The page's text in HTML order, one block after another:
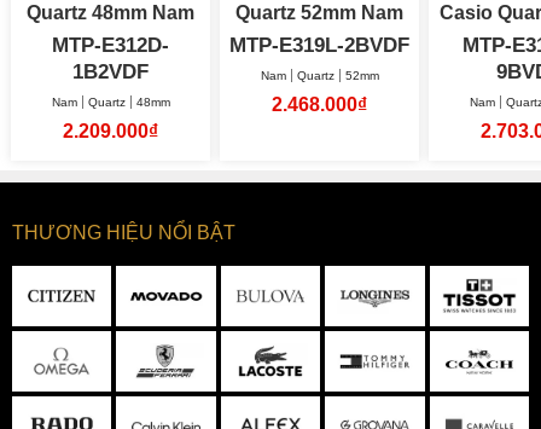
Quartz 48mm Nam
MTP-E312D-
1B2VDF
Nam Quartz 48mm
2.209.000₫
Quartz 52mm Nam
MTP-E319L-2BVDF
Nam Quartz 52mm
2.468.000₫
MTP-
Nam
THƯƠNG HIỆU NỔI BẬT